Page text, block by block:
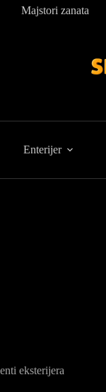
Majstori zanata
Enterijer
eksterijera